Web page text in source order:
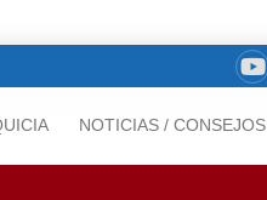
NOTICIAS / CONSEJOS